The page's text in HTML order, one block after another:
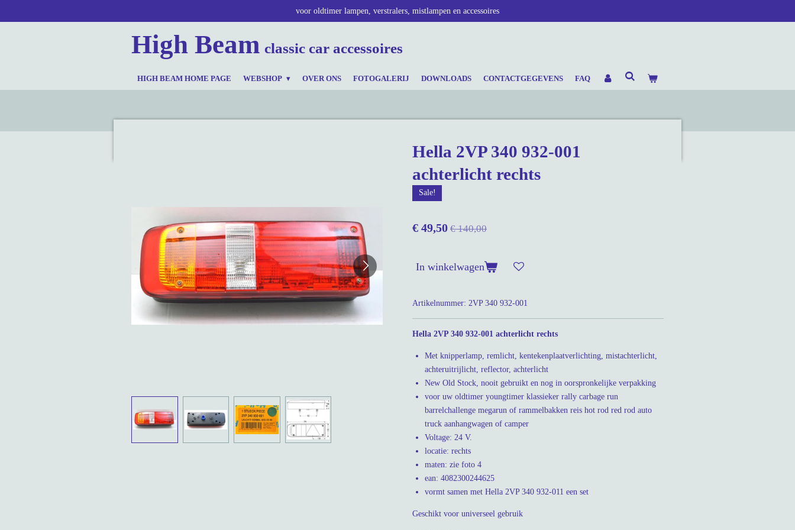
voor oldtimer lampen, verstralers, mistlampen en accessoires
High Beam classic car accessoires
HIGH BEAM HOME PAGE WEBSHOP OVER ONS FOTOGALERIJ DOWNLOADS CONTACTGEGEVENS FAQ
Hella 2VP 340 932-001
achterlicht rechts
Sale!
€ 49,50 € 140,00
In winkelwagen
Artikelnummer: 2VP 340 932-001
Hella 2VP 340 932-001 achterlicht rechts
Met knipperlamp, remlicht, kentekenplaatverlichting, mistachterlicht,
achteruitrijlicht, reflector, achterlicht
New Old Stock, nooit gebruikt en nog in oorspronkelijke verpakking
voor uw oldtimer youngtimer klassieker rally carbage run
barrelchallenge megarun of rammelbakken reis hot rod red rod auto
truck aanhangwagen of camper
Voltage: 24 V.
locatie: rechts
maten: zie foto 4
ean: 4082300244625
vormt samen met Hella 2VP 340 932-011 een set
Geschikt voor universeel gebruik